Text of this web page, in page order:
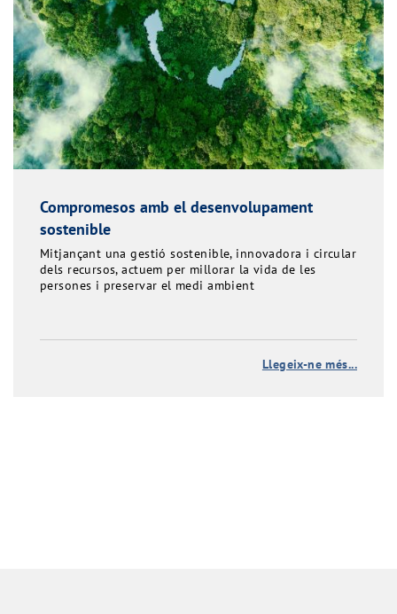
Compromesos amb el desenvolupament
sostenible
Mitjançant una gestió sostenible, innovadora i circular
dels recursos, actuem per millorar la vida de les
persones i preservar el medi ambient
Llegeix-ne més...